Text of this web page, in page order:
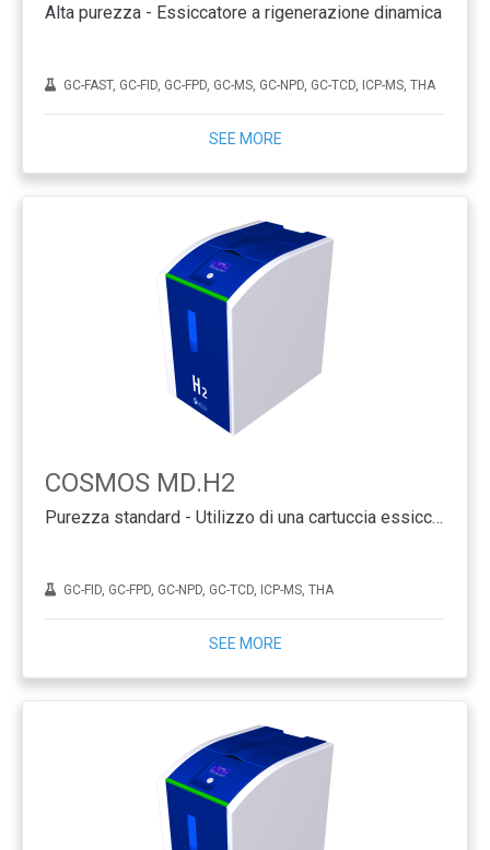
Alta purezza - Essiccatore a rigenerazione dinamica
GC-FAST, GC-FID, GC-FPD, GC-MS, GC-NPD, GC-TCD, ICP-MS, THA
SEE MORE
COSMOS MD.H2
Purezza standard - Utilizzo di una cartuccia essiccante
GC-FID, GC-FPD, GC-NPD, GC-TCD, ICP-MS, THA
SEE MORE